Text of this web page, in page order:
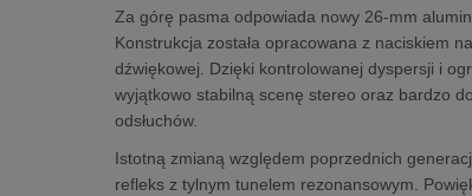
Za górę pasma odpowiada nowy 26-mm
Konstrukcja została opracowana z naciskiem
dźwiękowej. Dzięki kontrolowanej dyspersji i
wyjątkowo stabilną scenę stereo oraz bardzo
odsłuchów.
Istotną zmianą względem poprzednich
refleks z tylnym tunelem rezonansowym.